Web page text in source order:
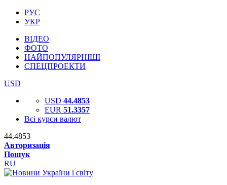
РУС
УКР
ВІДЕО
ФОТО
НАЙПОПУЛЯРНІШІ
СПЕЦПРОЕКТИ
USD
USD 44.4853
EUR 51.3357
Всі курси валют
44.4853
Авторизація
Пошук
RU